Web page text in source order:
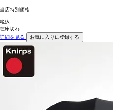
当店特別価格
税込
在庫切れ
詳細を見る
お気に入りに登録する